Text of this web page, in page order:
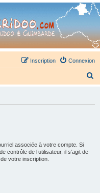
la communauté.
Connexion
Inscription
associée à votre compte. Si
contrôle de l’utilisateur, il s’agit de
votre inscription.